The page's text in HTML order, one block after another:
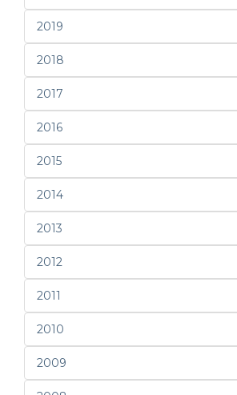
2019
2018
2017
2016
2015
2014
2013
2012
2011
2010
2009